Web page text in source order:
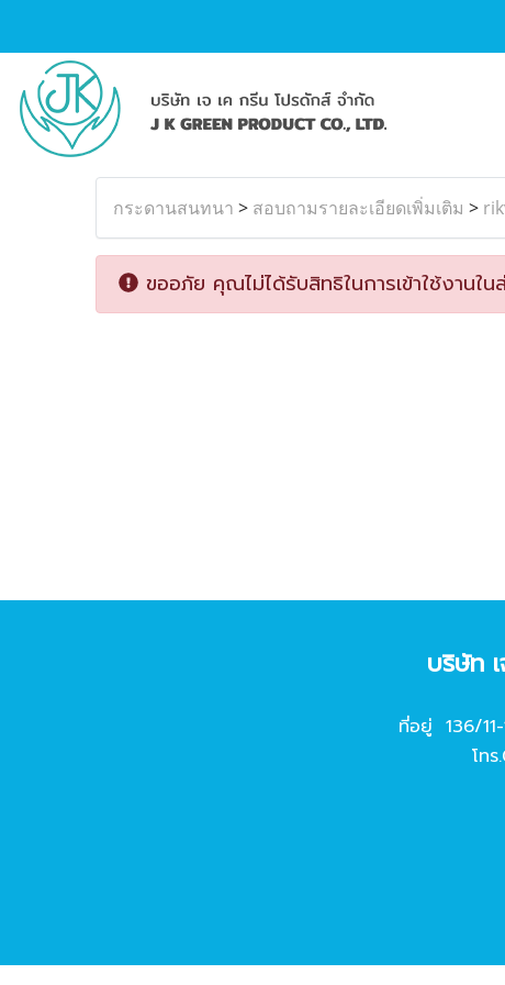
กระดานสนทนา > สอบถามรายละเอียดเพิ่มเติม >
ขออภัย คุณไม่ได้รับสิทธิในการเข้าใช้งานใน
บริษัท
ที่อยู่ 136/
โทร.